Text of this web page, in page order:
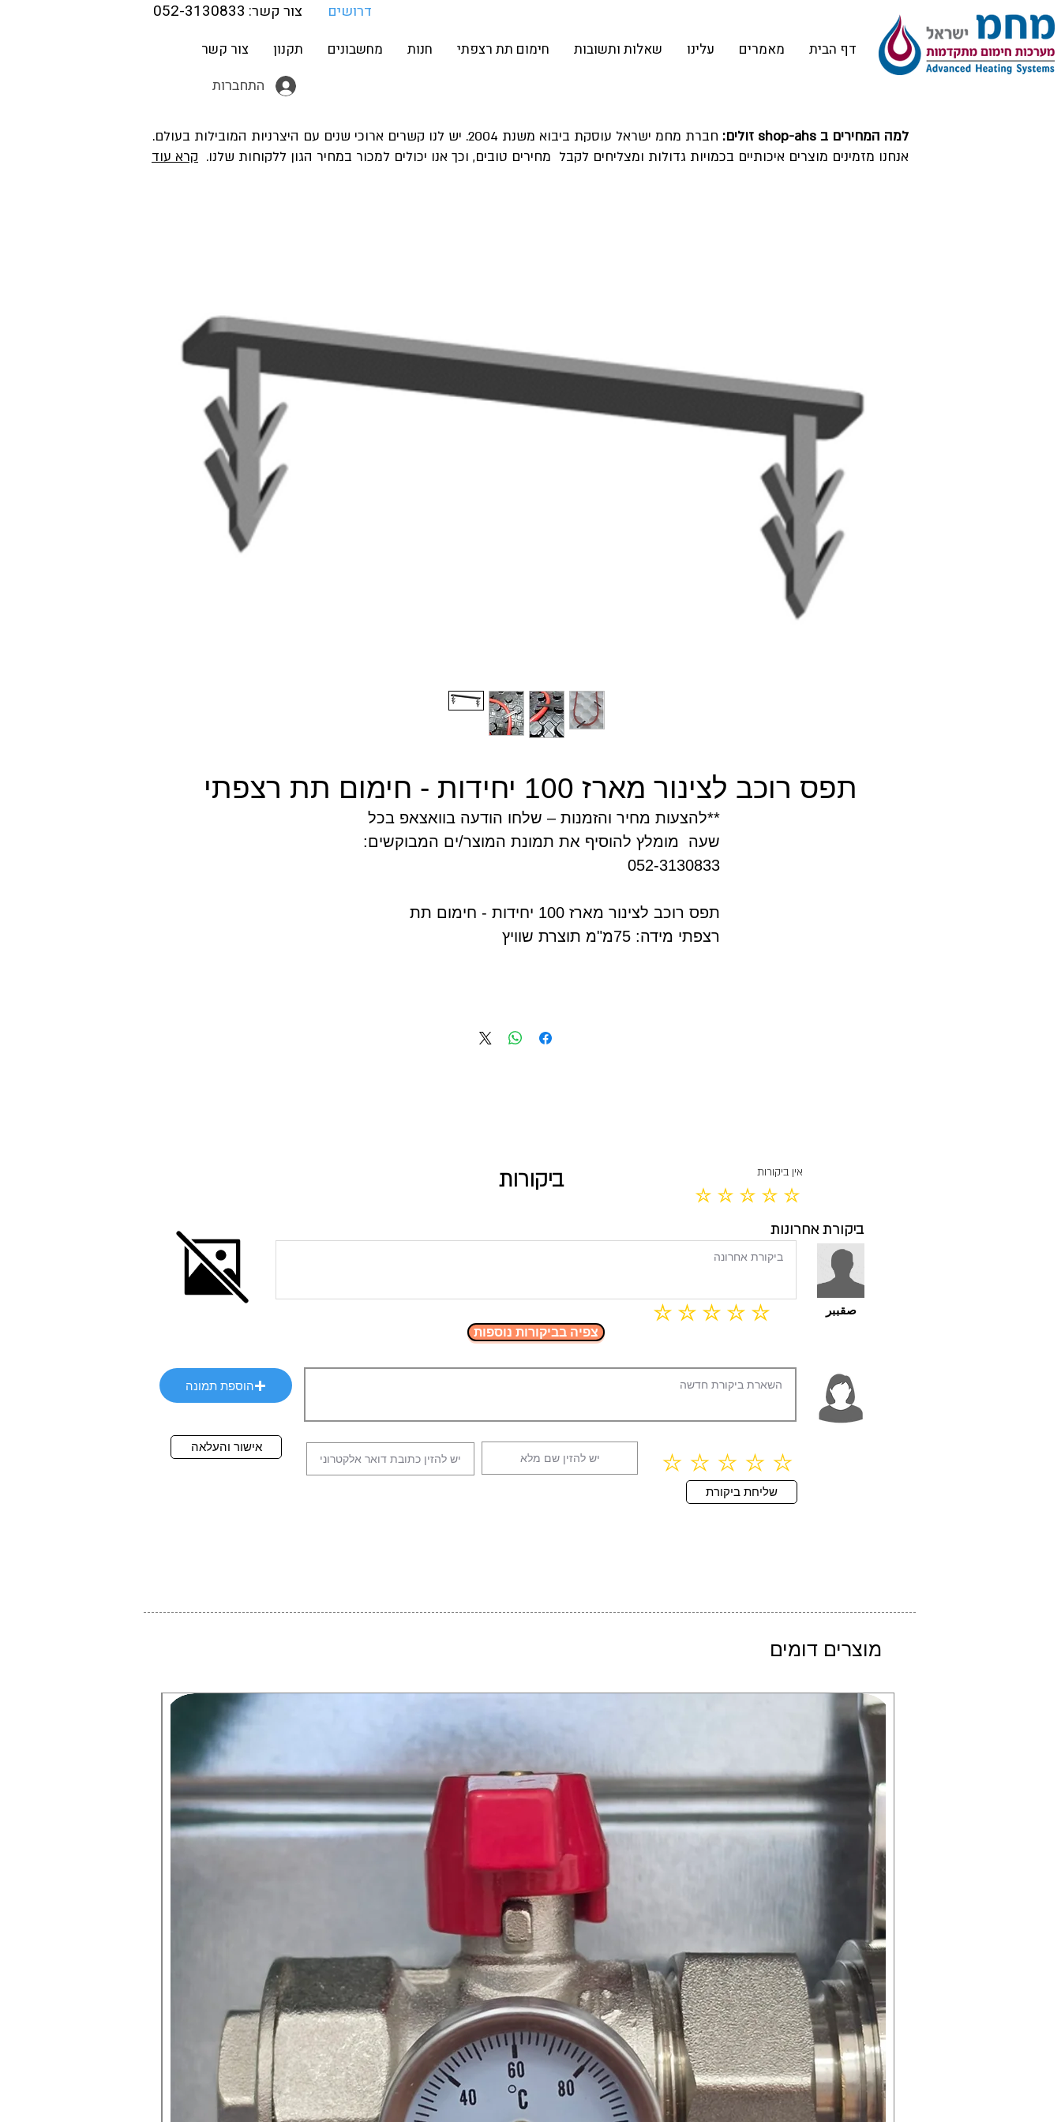
דרושים צור קשר: 052-3130833
דף הבית מאמרים עלינו שאלות ותשובות חימום תת רצפתי חנות מחשבונים תקנון צור קשר
התחברות
למה המחירים ב shop-ahs זולים:
חברת מחמ ישראל עוסקת ביבוא משנת 2004. יש לנו קשרים ארוכי שנים עם היצרניות המובילות בעולם.
אנחנו מזמינים מוצרים איכותיים בכמויות גדולות ומצליחים לקבל מחירים טובים, וכך אנו יכולים למכור במחיר הגון ללקוחות שלנו. קרא עוד
תפס רוכב לצינור מארז 100 יחידות - חימום תת רצפתי
**להצעות מחיר והזמנות – שלחו הודעה בוואצאפ בכל
שעה מומלץ להוסיף את תמונת המוצר/ים המבוקשים:
052-3130833
תפס רוכב לצינור מארז 100 יחידות - חימום תת
רצפתי מידה: 75מ"מ תוצרת שוויץ
ביקורות
אין עדיין דירוגים
אין ביקורות
ביקורת אחרונות
אין עדיין דירוגים صقببر
צפיה בביקורות נוספות
הוספת תמונה
אישור והעלאה
שליחת ביקורת
מוצרים דומים